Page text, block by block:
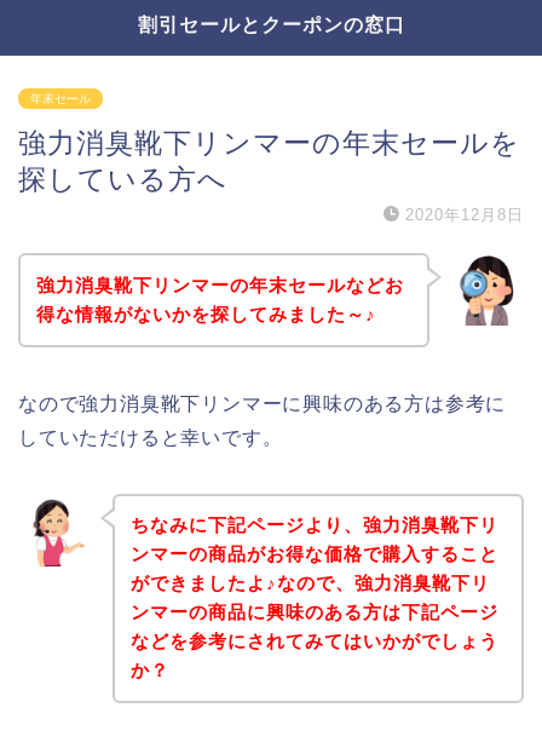
割引セールとクーポンの窓口
年末セール
強力消臭靴下リンマーの年末セールを
探している方へ
2020年12月8日
強力消臭靴下リンマーの年末セールなどお
得な情報がないかを探してみました～♪
なので強力消臭靴下リンマーに興味のある方は参考に
していただけると幸いです。
ちなみに下記ページより、強力消臭靴下リ
ンマーの商品がお得な価格で購入すること
ができましたよ♪なので、強力消臭靴下リ
ンマーの商品に興味のある方は下記ページ
などを参考にされてみてはいかがでしょう
か？